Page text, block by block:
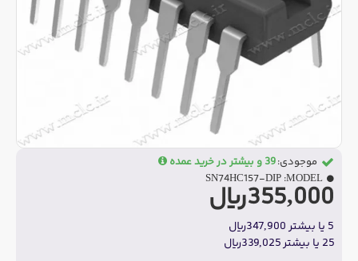
355,000ریال
5 یا بیشتر 347,900ریال
25 یا بیشتر 339,025ریال
موجودی: 39 و بیشتر در خرید عمده
MODEL:
SN74HC157-DIP